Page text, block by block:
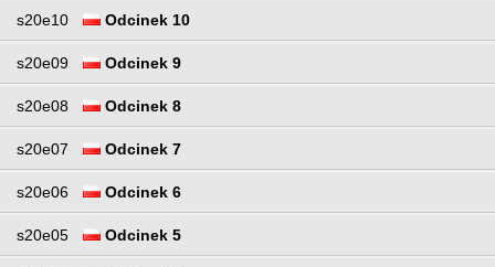
s20e10 Odcinek 10
s20e09 Odcinek 9
s20e08 Odcinek 8
s20e07 Odcinek 7
s20e06 Odcinek 6
s20e05 Odcinek 5